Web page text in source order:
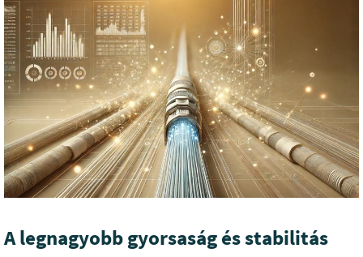
A legnagyobb gyorsaság és stabilitás